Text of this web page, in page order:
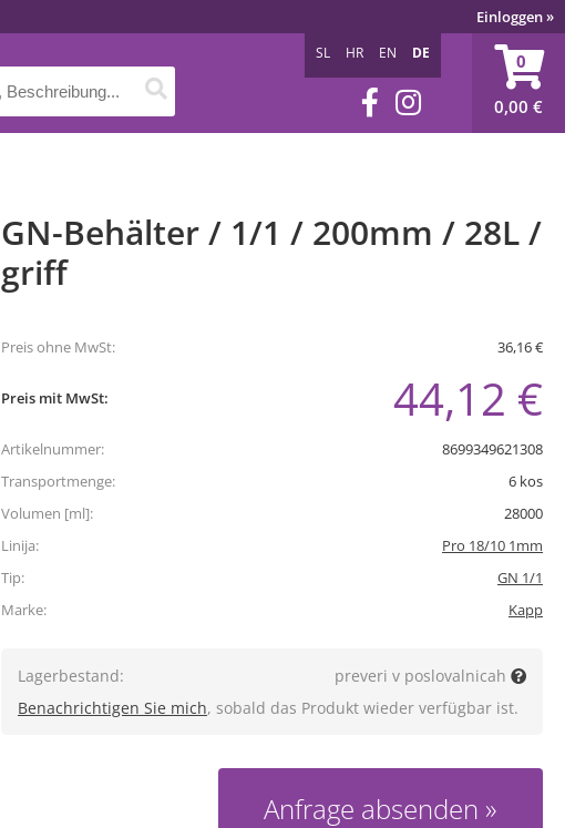
Einloggen»
0
0,00 €
SL HR EN DE
GN-Behälter / 1/1 / 200mm / 28L /
griff
Preis ohne MwSt: 36,16 €
Preis mit MwSt: 44,12 €
Artikelnummer:
8699349621308
Transportmenge:
6 kos
Volumen [ml]:
28000
Linija:
Pro 18/10 1mm
Tip:
GN 1/1
Marke:
Kapp
Lagerbestand:
preveri v poslovalnicah
Benachrichtigen Sie mich, sobald das Produkt wieder verfügbar ist.
Anfrage absenden